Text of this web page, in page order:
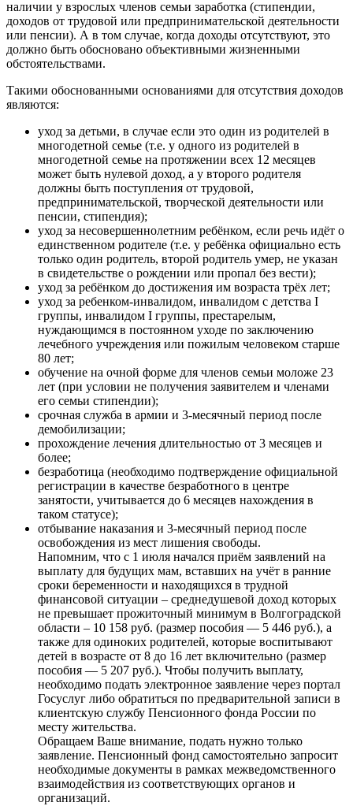
наличии у взрослых членов семьи заработка (стипендии,
доходов от трудовой или предпринимательской деятельности
или пенсии). А в том случае, когда доходы отсутствуют, это
должно быть обосновано объективными жизненными
обстоятельствами.
Такими обоснованными основаниями для отсутствия доходов
являются:
уход за детьми, в случае если это один из родителей в
многодетной семье (т.е. у одного из родителей в
многодетной семье на протяжении всех 12 месяцев
может быть нулевой доход, а у второго родителя
должны быть поступления от трудовой,
предпринимательской, творческой деятельности или
пенсии, стипендия);
уход за несовершеннолетним ребёнком, если речь идёт о
единственном родителе (т.е. у ребёнка официально есть
только один родитель, второй родитель умер, не указан
в свидетельстве о рождении или пропал без вести);
уход за ребёнком до достижения им возраста трёх лет;
уход за ребенком-инвалидом, инвалидом с детства I
группы, инвалидом I группы, престарелым,
нуждающимся в постоянном уходе по заключению
лечебного учреждения или пожилым человеком старше
80 лет;
обучение на очной форме для членов семьи моложе 23
лет (при условии не получения заявителем и членами
его семьи стипендии);
срочная служба в армии и 3-месячный период после
демобилизации;
прохождение лечения длительностью от 3 месяцев и
более;
безработица (необходимо подтверждение официальной
регистрации в качестве безработного в центре
занятости, учитывается до 6 месяцев нахождения в
таком статусе);
отбывание наказания и 3-месячный период после
освобождения из мест лишения свободы.
Напомним, что с 1 июля начался приём заявлений на
выплату для будущих мам, вставших на учёт в ранние
сроки беременности и находящихся в трудной
финансовой ситуации – среднедушевой доход которых
не превышает прожиточный минимум в Волгоградской
области – 10 158 руб. (размер пособия — 5 446 руб.), а
также для одиноких родителей, которые воспитывают
детей в возрасте от 8 до 16 лет включительно (размер
пособия — 5 207 руб.). Чтобы получить выплату,
необходимо подать электронное заявление через портал
Госуслуг либо обратиться по предварительной записи в
клиентскую службу Пенсионного фонда России по
месту жительства.
Обращаем Ваше внимание, подать нужно только
заявление. Пенсионный фонд самостоятельно запросит
необходимые документы в рамках межведомственного
взаимодействия из соответствующих органов и
организаций.